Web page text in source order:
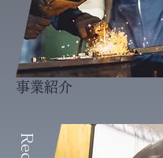
事業紹介